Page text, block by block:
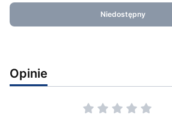
Niedostępny
Opinie